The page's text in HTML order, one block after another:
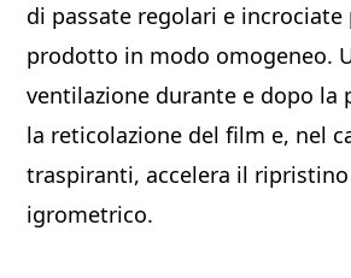
di passate regolari e
prodotto in modo omogeneo.
ventilazione durante e dopo
la reticolazione del film e, nel
traspiranti, accelera il ripristino
igrometrico.